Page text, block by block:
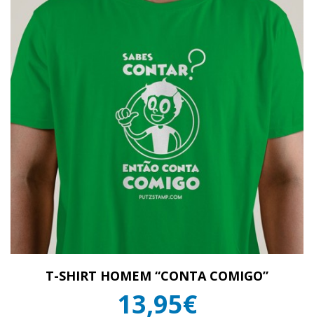
T-SHIRT HOMEM “CONTA COMIGO”
13,95€